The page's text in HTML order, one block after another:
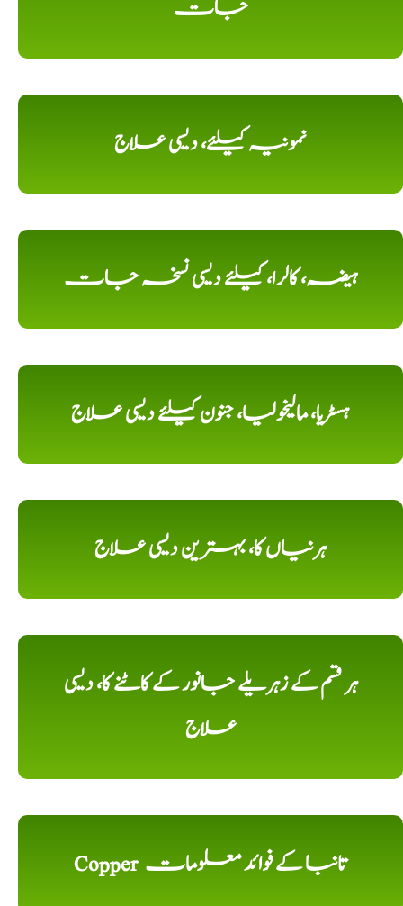
جات
نمونیہ کیلئے، دیسی علاج
ہیضہ، کالرا، کیلئے دیسی نسخہ جات
ہسٹریا، مالیخولیا، جنون کیلئے دیسی علاج
ہرنیاں کا، بہترین دیسی علاج
ہر قسم کے زہریلے جانور کے کاٹنے کا، دیسی
علاج
Copper تانبا کے فوائد معلومات